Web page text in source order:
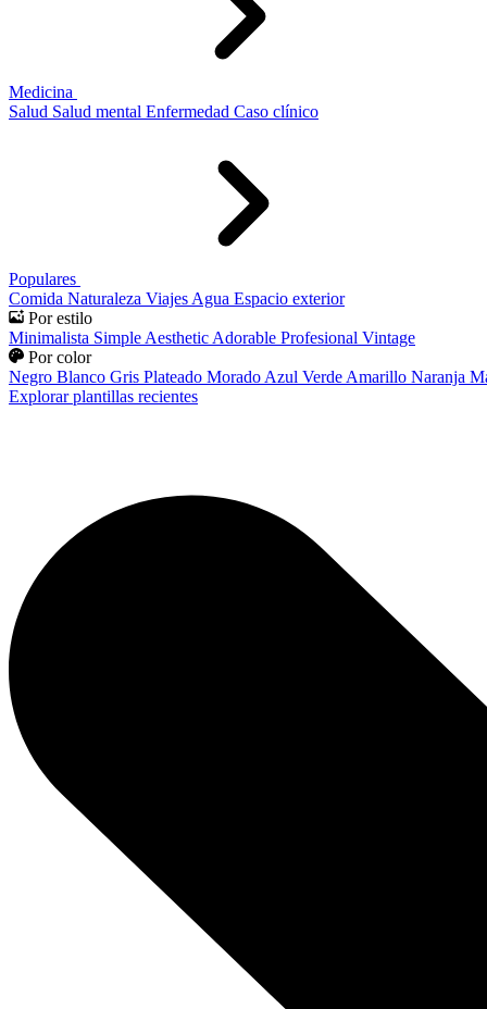
Medicina
Salud Salud mental Enfermedad Caso clínico
Populares
Comida Naturaleza Viajes Agua Espacio exterior
Por estilo
Minimalista Simple Aesthetic Adorable Profesional Vintage
Por color
Negro Blanco Gris Plateado Morado Azul Verde Amarillo Naranja
Explorar plantillas recientes